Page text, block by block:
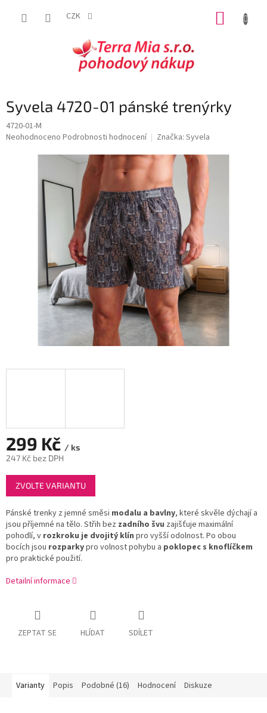
CZK
Syvela 4720-01 pánské trenýrky
4720-01-M
Průměrné
Neohodnoceno Podrobnosti hodnocení Značka: Syvela
299 Kč / ks
247 Kč bez DPH
Měrná
cena:
ZVOLTE VARIANTU
Pánské trenky z jemné směsi modalu a bavlny, které skvěle dýchají a
jsou příjemné na tělo. Střih bez zadního švu zajišťuje maximální
pohodlí, v rozkroku je dvojitý klín pro vyšší odolnost. Po obou
bocích jsou rozparkypro volnost pohybu a poklopec s knoflíčkem
pro praktické použití.
Detailní informace
ZEPTAT SE HLÍDAT SDÍLET
Varianty Popis Podobné (16) Hodnocení Diskuze